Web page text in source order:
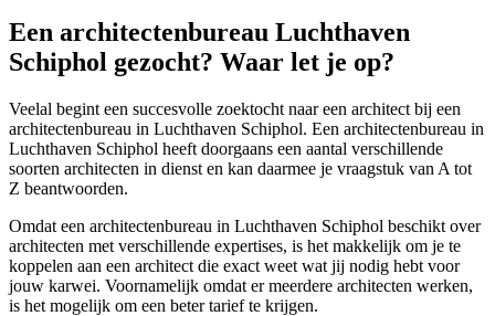
Een architectenbureau Luchthaven
Schiphol gezocht? Waar let je op?
Veelal begint een succesvolle zoektocht naar een architect bij een
architectenbureau in Luchthaven Schiphol. Een architectenbureau in
Luchthaven Schiphol heeft doorgaans een aantal verschillende
soorten architecten in dienst en kan daarmee je vraagstuk van A tot
Z beantwoorden.
Omdat een architectenbureau in Luchthaven Schiphol beschikt over
architecten met verschillende expertises, is het makkelijk om je te
koppelen aan een architect die exact weet wat jij nodig hebt voor
jouw karwei. Voornamelijk omdat er meerdere architecten werken,
is het mogelijk om een beter tarief te krijgen.